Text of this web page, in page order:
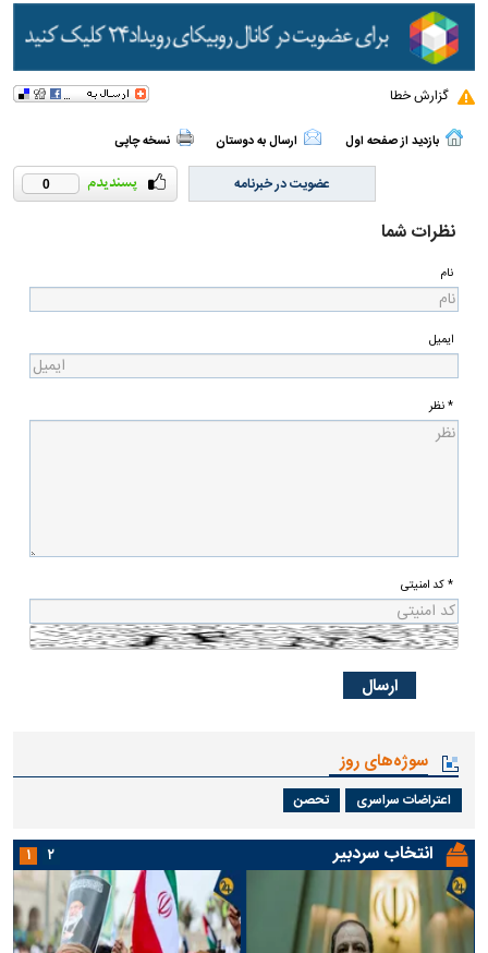
گزارش خطا
بازدید از صفحه اول ارسال به دوستان نسخه چاپی
0 عضویت در خبرنامه
نظرات شما
نام
ایمیل
* نظر
* کد امنیتی
سوژه‌های روز
اعتراضات سراسری تحصن
انتخاب سردبیر ۱ ۲